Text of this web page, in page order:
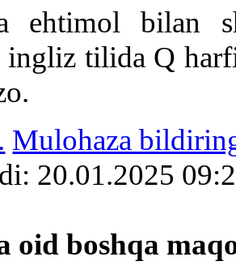
ehtimol bilan
ingliz tilida Q
Mulohaza
20.01.2025
oid boshqa